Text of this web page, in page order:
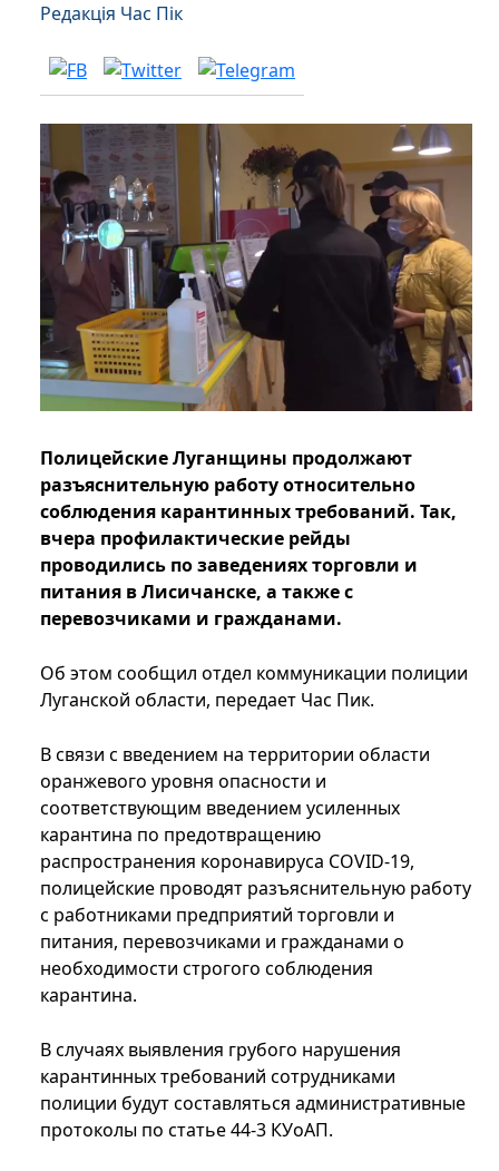
Редакція Час Пік
Полицейские Луганщины продолжают
разъяснительную работу относительно
соблюдения карантинных требований. Так,
вчера профилактические рейды
проводились по заведениях торговли и
питания в Лисичанске, а также с
перевозчиками и гражданами.
Об этом сообщил отдел коммуникации полиции
Луганской области, передает Час Пик.
В связи с введением на территории области
оранжевого уровня опасности и
соответствующим введением усиленных
карантина по предотвращению
распространения коронавируса COVID-19,
полицейские проводят разъяснительную работу
с работниками предприятий торговли и
питания, перевозчиками и гражданами о
необходимости строгого соблюдения
карантина.
В случаях выявления грубого нарушения
карантинных требований сотрудниками
полиции будут составляться административные
протоколы по статье 44-3 КУоАП.